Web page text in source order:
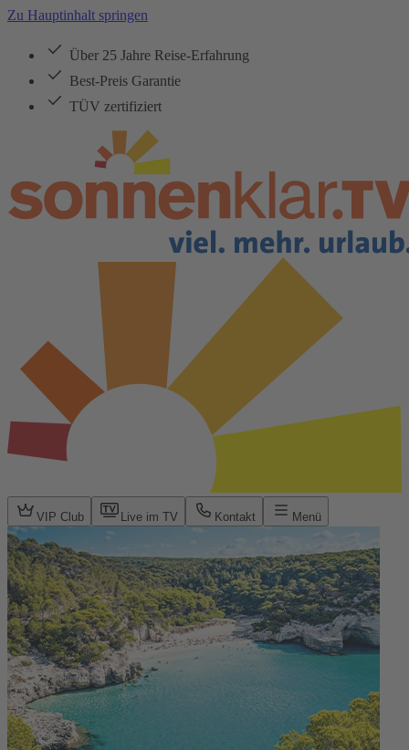
Zu Hauptinhalt springen
Über 25 Jahre Reise-Erfahrung
Best-Preis Garantie
TÜV zertifiziert
VIP Club Live im TV Kontakt Menü